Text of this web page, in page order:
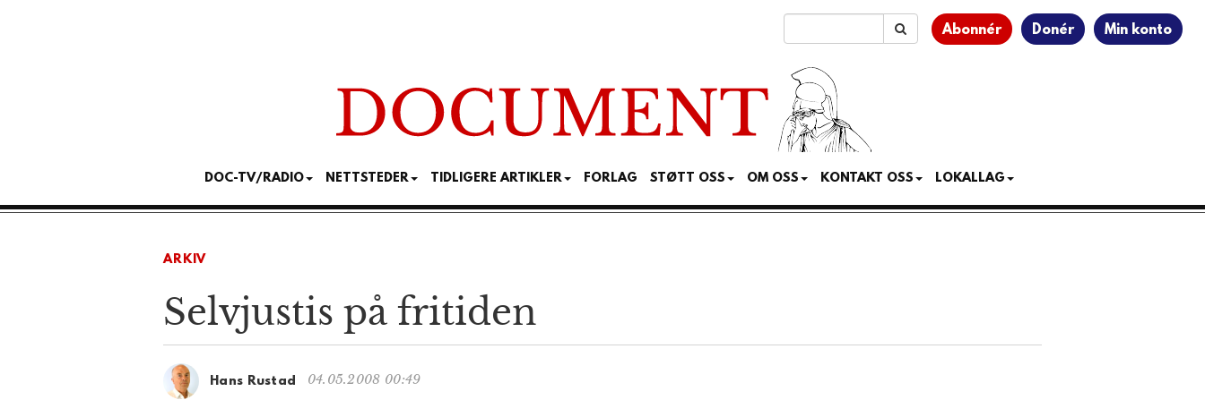
Abonnér Donér Min konto
DOC-TV/RADIO NETTSTEDER TIDLIGERE ARTIKLER FORLAG STØTT OSS OM OSS KONTAKT OSS LOKALLAG
ARKIV
Selvjustis på fritiden
Hans Rustad 04.05.2008 00:49